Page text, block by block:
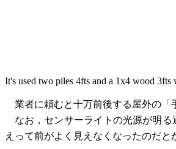
It's used two piles 4fts and a 1x4 wood
業者に頼むと十万前後する屋外の「
なお，センサーライトの光源が明る
えって前がよく見えなくなったのだ